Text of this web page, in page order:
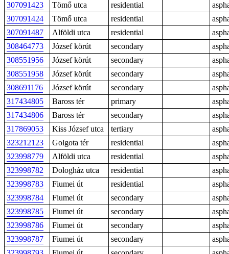
307091423
Tömő utca residential
307091424
Tömő utca residential
307091487
Alföldi utca residential
308464773
József körút secondary
308551956
József körút secondary
308551958
József körút secondary
308691176
József körút secondary
317434805
Baross tér primary
317434806
Baross tér secondary
317869053
Kiss József utca tertiary
323212123
Golgota tér residential
323998779
Alföldi utca residential
323998782
Dologház utca residential
323998783
Fiumei út residential
323998784
Fiumei út secondary
323998785
Fiumei út secondary
323998786
Fiumei út secondary
323998787
Fiumei út secondary